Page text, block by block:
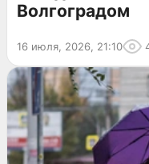
Волгоградом
16 июля, 2026, 21:10